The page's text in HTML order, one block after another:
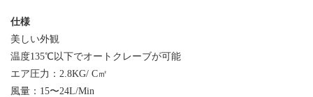
仕様
美しい外観
温度135℃以下でオートクレーブが可能
エア圧力：2.8KG/ C㎡
風量：15〜24L/Min